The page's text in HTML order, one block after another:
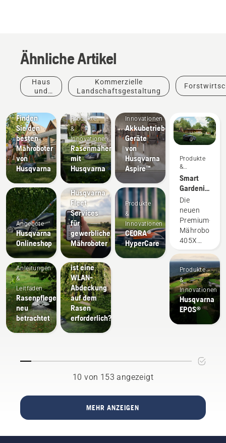
Ähnliche Artikel
Haus
und
Kommerzielle
Landschaftsgestaltung
Neuigkeiten
Finden
Sie den
besten
Mähroboter
von
Husqvarna
Angebote
Husqvarna
Onlineshop
Anleitungen
&
Leitfäden
Rasenpflege
neu
betrachtet
Produkte
&
Innovationen
Rasenmähen
mit
Husqvarna
Produkte
&
Innovationen
Husqvarna
Fleet
Services
für
gewerbliche
Mähroboter
Kaufberatung
Warum
ist eine
WLAN-
Abdeckung
auf dem
Rasen
erforderlich?
Produkte
Innovationen
Akkubetriebene
Geräte
von
Husqvarna
Aspire™
Produkte
&
Innovationen
CEORA®
HyperCare
Produkte
&
Innovationen
Smart
Gardening
mit
Husqvarna
Automower®
Die
neuen
Premium-
Mähroboter
405X
415X
begeistern
mit
Technologie.
Ob
– all das
Produkte
&
Innovationen
Husqvarna
EPOS®
10 von 153 angezeigt
MEHR ANZEIGEN